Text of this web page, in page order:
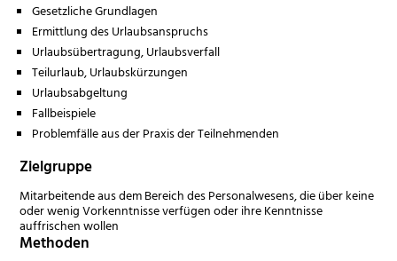
Gesetzliche Grundlagen
Ermittlung des Urlaubsanspruchs
Urlaubsübertragung, Urlaubsverfall
Teilurlaub, Urlaubskürzungen
Urlaubsabgeltung
Fallbeispiele
Problemfälle aus der Praxis der Teilnehmenden
Zielgruppe
Mitarbeitende aus dem Bereich des Personalwesens, die über keine
oder wenig Vorkenntnisse verfügen oder ihre Kenntnisse
auffrischen wollen
Methoden